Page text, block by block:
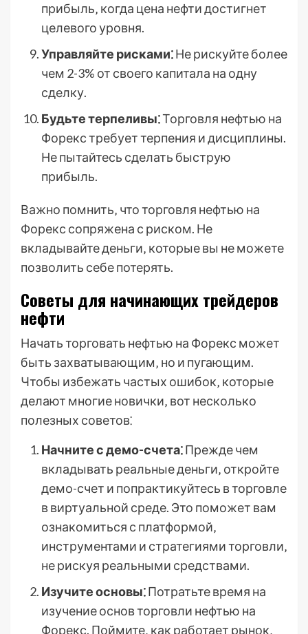
прибыль‚ когда цена нефти достигнет
целевого уровня.
Управляйте рисками⁚Не рискуйте более
чем 2-3% от своего капитала на одну
сделку.
Будьте терпеливы⁚Торговля нефтью на
Форекс требует терпения и дисциплины.
Не пытайтесь сделать быструю
прибыль.
Важно помнить‚ что торговля нефтью на
Форекс сопряжена с риском. Не
вкладывайте деньги‚ которые вы не можете
позволить себе потерять.
Советы для начинающих трейдеров
нефти
Начать торговать нефтью на Форекс может
быть захватывающим‚ но и пугающим.
Чтобы избежать частых ошибок‚ которые
делают многие новички‚ вот несколько
полезных советов⁚
Начните с демо-счета⁚Прежде чем
вкладывать реальные деньги‚ откройте
демо-счет и попрактикуйтесь в торговле
в виртуальной среде. Это поможет вам
ознакомиться с платформой‚
инструментами и стратегиями торговли‚
не рискуя реальными средствами.
Изучите основы⁚Потратьте время на
изучение основ торговли нефтью на
Форекс. Поймите‚ как работает рынок‚